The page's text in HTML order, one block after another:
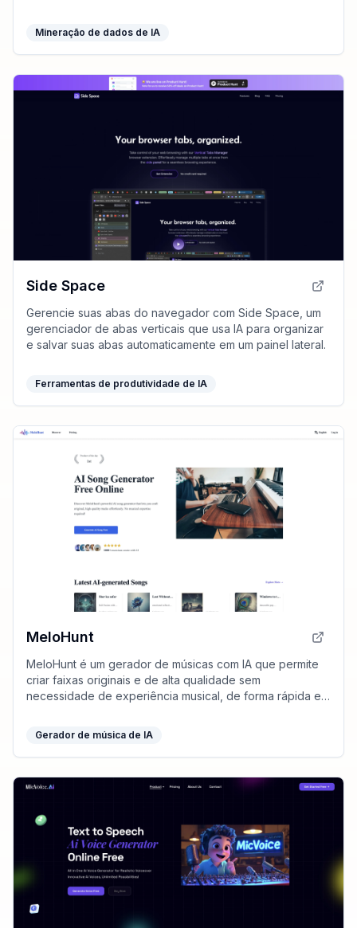
Mineração de dados de IA
Side Space
Gerencie suas abas do navegador com Side Space, um
gerenciador de abas verticais que usa IA para organizar
e salvar suas abas automaticamente em um painel lateral.
Ferramentas de produtividade de IA
MeloHunt
MeloHunt é um gerador de músicas com IA que permite
criar faixas originais e de alta qualidade sem
necessidade de experiência musical, de forma rápida e
Gerador de música de IA